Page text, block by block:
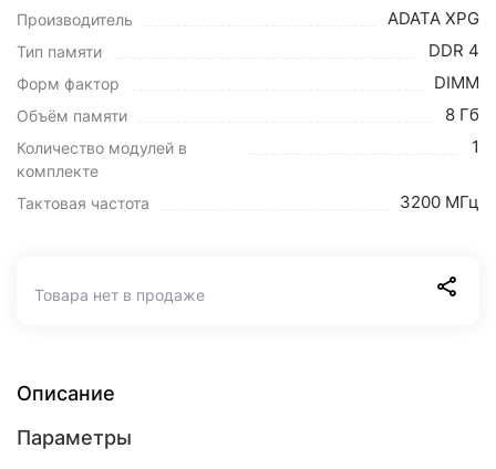
Производитель ADATA XPG
Тип памяти DDR 4
Форм фактор DIMM
Объём памяти 8 Гб
Количество модулей в
комплекте
1
Тактовая частота 3200 МГц
Товара нет в продаже
Описание
Параметры